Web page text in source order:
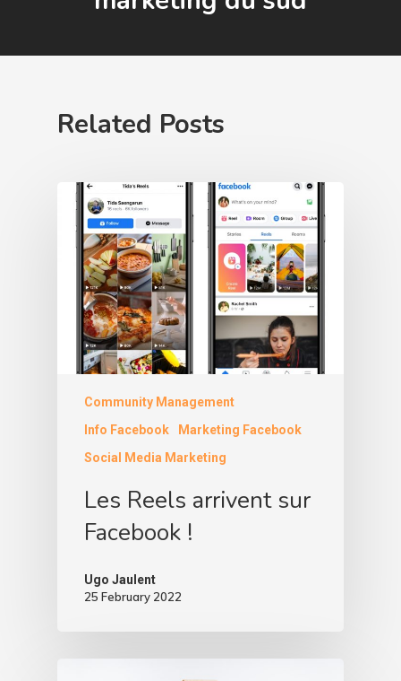
Related Posts
Community Management
Info Facebook
Marketing Facebook
Social Media Marketing
Les Reels arrivent sur
Facebook !
Ugo Jaulent
25 February 2022